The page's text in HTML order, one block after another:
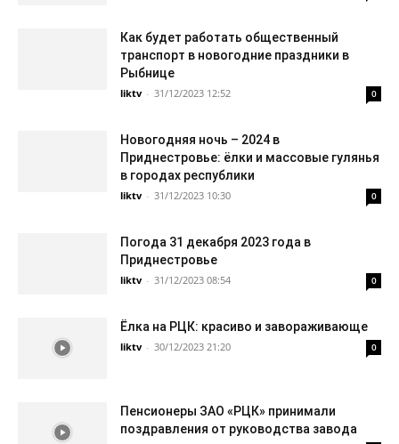
Как будет работать общественный
транспорт в новогодние праздники в
Рыбнице
liktv - 31/12/2023 12:52 0
Новогодняя ночь – 2024 в
Приднестровье: ёлки и массовые гулянья
в городах республики
liktv - 31/12/2023 10:30 0
Погода 31 декабря 2023 года в
Приднестровье
liktv - 31/12/2023 08:54 0
Ёлка на РЦК: красиво и завораживающе
liktv - 30/12/2023 21:20 0
Пенсионеры ЗАО «РЦК» принимали
поздравления от руководства завода